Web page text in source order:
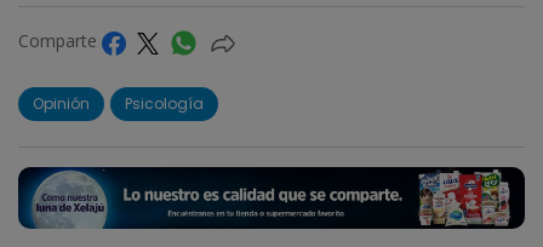
Comparte
Opinión Psicología